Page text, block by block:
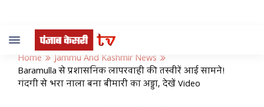
Toggle
navigation
Home
Jammu And Kashmir News
Baramulla से प्रशासनिक लापरवाही की तस्वीरें आई सामने!
गंदगी से भरा नाला बना बीमारी का अड्डा, देखें Video